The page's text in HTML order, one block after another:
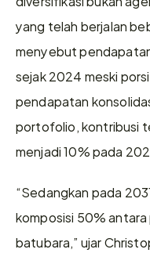
yang telah berjalan
menyebut
sejak 2024 meski
pendapatan
portofolio, kontribusi
menjadi 10% pada
“Sedangkan pada
komposisi 50%
batubara,” ujar